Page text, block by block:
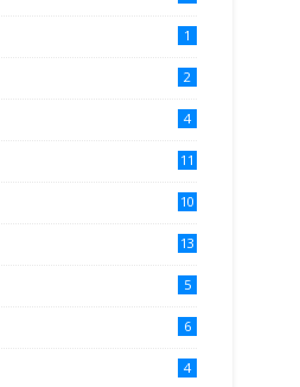
1
2
4
11
10
13
5
6
4